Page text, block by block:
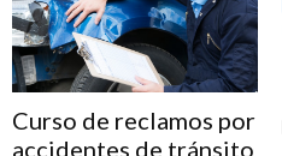
Curso de reclamos por
accidentes de tránsito